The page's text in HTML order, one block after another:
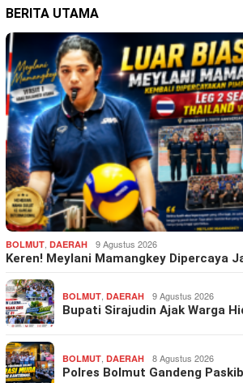
BERITA UTAMA
BOLMUT, DAERAH 9 Agustus 2026
Keren! Meylani Mamangkey Dipercaya
BOLMUT, DAERAH 9 Agustus 2026
Bupati Sirajudin Ajak Warga
BOLMUT, DAERAH 8 Agustus 2026
Polres Bolmut Gandeng